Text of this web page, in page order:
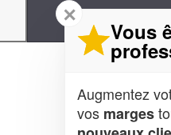
✕
Vous
Augmentez
vos marges